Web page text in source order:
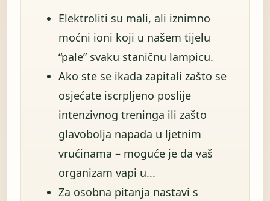
Elektroliti su mali, ali iznimno
moćni ioni koji u našem tijelu
“pale” svaku staničnu lampicu.
Ako ste se ikada zapitali zašto se
osjećate iscrpljeno poslije
intenzivnog treninga ili zašto
glavobolja napada u ljetnim
vrućinama – moguće je da vaš
organizam vapi u...
Za osobna pitanja nastavi s